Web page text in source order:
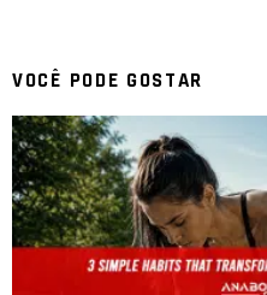
VOCÊ PODE GOSTAR